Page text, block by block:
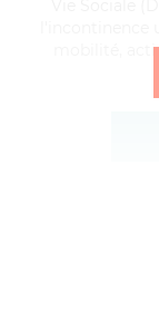
mobilité,